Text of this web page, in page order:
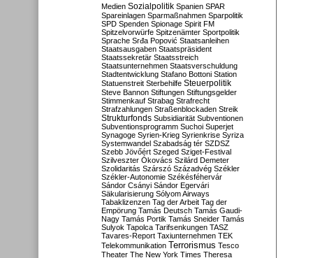
Medien Sozialpolitik Spanien SPAR
Spareinlagen Sparmaßnahmen Sparpolitik
SPD Spenden Spionage Spirit FM
Spitzelvorwürfe Spitzenämter Sportpolitik
Sprache Srđa Popović Staatsanleihen
Staatsausgaben Staatspräsident
Staatssekretär Staatsstreich
Staatsunternehmen Staatsverschuldung
Stadtentwicklung Stafano Bottoni Station
Statuenstreit Sterbehilfe Steuerpolitik
Steve Bannon Stiftungen Stiftungsgelder
Stimmenkauf Strabag Strafrecht
Strafzahlungen Straßenblockaden Streik
Strukturfonds Subsidiarität Subventionen
Subventionsprogramm Suchoi Superjet
Synagoge Syrien-Krieg Syrienkrise Syriza
Systemwandel Szabadság tér SZDSZ
Szebb Jövőért Szeged Sziget-Festival
Szilveszter Ókovács Szilárd Demeter
Szolidaritás Szárszó Századvég Székler
Székler-Autonomie Székésféhervár
Sándor Csányi Sándor Egervári
Säkularisierung Sólyom Airways
Tabaklizenzen Tag der Arbeit Tag der
Empörung Tamás Deutsch Tamás Gaudi-
Nagy Tamás Portik Tamás Sneider Tamás
Sulyok Tapolca Tarifsenkungen TASZ
Tavares-Report Taxiunternehmen TEK
Telekommunikation Terrorismus Tesco
Theater The New York Times Theresa